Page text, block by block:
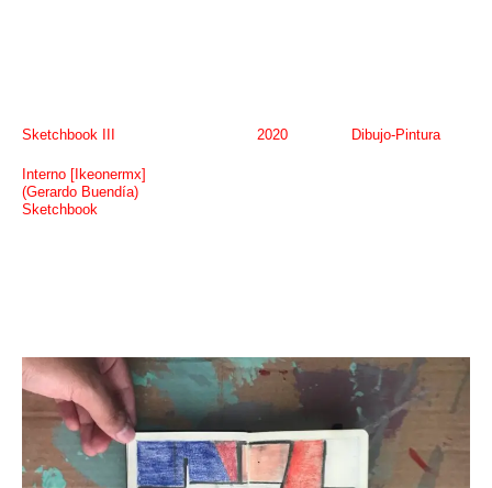
Sketchbook III
Interno [Ikeonermx]
(Gerardo Buendía)
Sketchbook
2020 Dibujo-Pintura